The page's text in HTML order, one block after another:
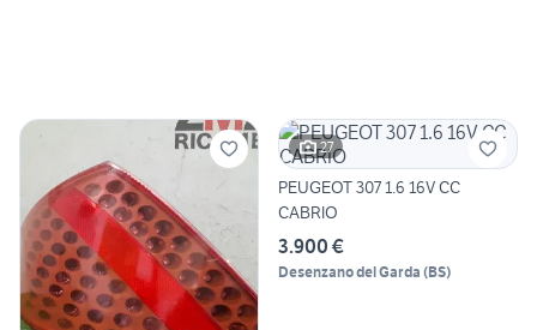
27
PEUGEOT 307 1.6 16V CC
CABRIO
3.900 €
Desenzano del Garda (BS)